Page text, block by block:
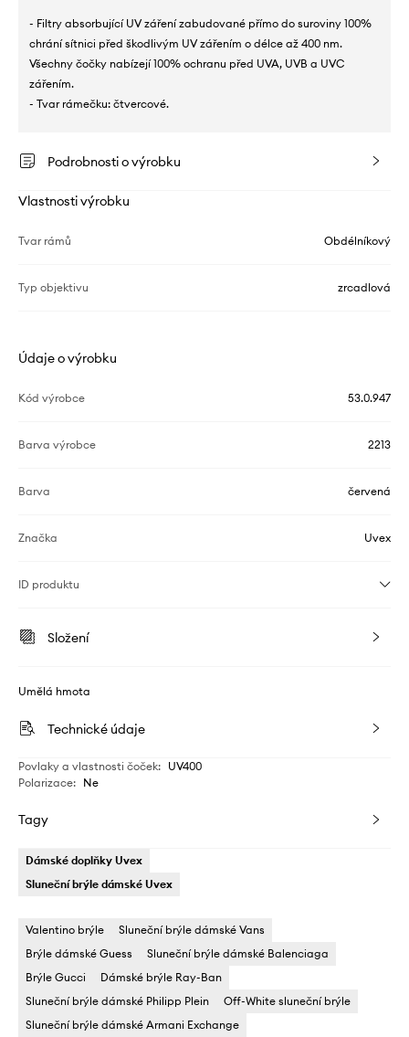
- Filtry absorbující UV záření zabudované přímo do suroviny 100%
chrání sítnici před škodlivým UV zářením o délce až 400 nm.
Všechny čočky nabízejí 100% ochranu před UVA, UVB a UVC
zářením.
- Tvar rámečku: čtvercové.
Podrobnosti o výrobku
Vlastnosti výrobku
Tvar rámů Obdélníkový
Typ objektivu zrcadlová
Údaje o výrobku
Kód výrobce 53.0.947
Barva výrobce 2213
Barva červená
Značka Uvex
ID produktu
Složení
Umělá hmota
Technické údaje
Povlaky a vlastnosti čoček: UV400
Polarizace: Ne
Tagy
Dámské doplňky Uvex
Sluneční brýle dámské Uvex
Valentino brýle
Sluneční brýle dámské Vans
Brýle dámské Guess
Sluneční brýle dámské Balenciaga
Brýle Gucci
Dámské brýle Ray-Ban
Sluneční brýle dámské Philipp Plein
Off-White sluneční brýle
Sluneční brýle dámské Armani Exchange